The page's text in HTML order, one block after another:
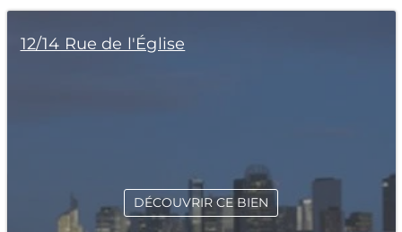
12/14 Rue de l'Église
DÉCOUVRIR CE BIEN